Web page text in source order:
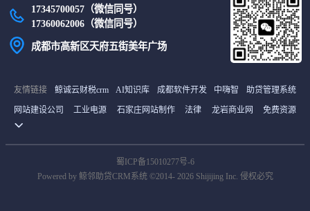
17345700057（微信同号）
17360062006（微信同号）
成都市高新区天府五街美年广场
友情链接 鲸诚云财税crm AI知识库 成都软件开发 中嗨智 助贷管理系统
网站建设公司 工业电源 石家庄网站制作 法律 龙岩商业网 免费资源
货源网
沈阳资质代办 北京分类信息 tiktok直播专线
蜀ICP备15010277号-6
Powered by 鲸邻助贷CRM系统 ©2014- 2026 Shijijing Inc. 侵权必究